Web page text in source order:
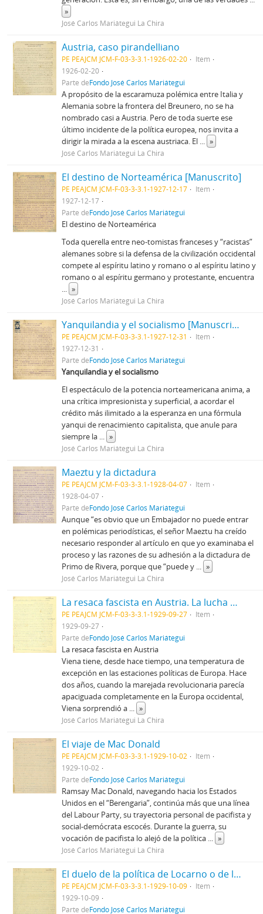
»
José Carlos Mariátegui La Chira
Austria, caso pirandelliano
PE PEAJCM JCM-F-03-3-3.1-1926-02-20
Item
1926-02-20
Parte deFondo José Carlos Mariátegui
A propósito de la escaramuza polémica entre Italia y
Alemania sobre la frontera del Breunero, no se ha
nombrado casi a Austria. Pero de toda suerte ese
último incidente de la política europea, nos invita a
dirigir la mirada a la escena austriaca. El ... »
José Carlos Mariátegui La Chira
El destino de Norteamérica [Manuscrito]
PE PEAJCM JCM-F-03-3-3.1-1927-12-17
Item
1927-12-17
Parte deFondo José Carlos Mariátegui
El destino de Norteamérica
Toda querella entre neo-tomistas franceses y “racistas”
alemanes sobre si la defensa de la civilización occidental
compete al espíritu latino y romano o al espíritu latino y
romano o al espíritu germano y protestante, encuentra
... »
José Carlos Mariátegui La Chira
Yanquilandia y el socialismo [Manuscrito]
PE PEAJCM JCM-F-03-3-3.1-1927-12-31
Item
1927-12-31
Parte deFondo José Carlos Mariátegui
Yanquilandia y el socialismo
El espectáculo de la potencia norteamericana anima, a
una crítica impresionista y superficial, a acordar el
crédito más ilimitado a la esperanza en una fórmula
yanqui de renacimiento capitalista, que anule para
siempre la ... »
José Carlos Mariátegui La Chira
Maeztu y la dictadura
PE PEAJCM JCM-F-03-3-3.1-1928-04-07
Item
1928-04-07
Parte deFondo José Carlos Mariátegui
Aunque “es obvio que un Embajador no puede entrar
en polémicas periodísticas, el señor Maeztu ha creído
necesario responder al artículo en que yo examinaba el
proceso y las razones de su adhesión a la dictadura de
Primo de Rivera, porque que “puede y ... »
José Carlos Mariátegui La Chira
La resaca fascista en Austria. La lucha eleccionaria en México.
PE PEAJCM JCM-F-03-3-3.1-1929-09-27
Item
1929-09-27
Parte deFondo José Carlos Mariátegui
La resaca fascista en Austria
Viena tiene, desde hace tiempo, una temperatura de
excepción en las estaciones políticas de Europa. Hace
dos años, cuando la marejada revolucionaria parecía
apaciguada completamente en la Europa occidental,
Viena sorprendió a ... »
José Carlos Mariátegui La Chira
El viaje de Mac Donald
PE PEAJCM JCM-F-03-3-3.1-1929-10-02
Item
1929-10-02
Parte deFondo José Carlos Mariátegui
Ramsay Mac Donald, navegando hacia los Estados
Unidos en el “Berengaria”, continúa más que una línea
del Labour Party, su trayectoria personal de pacifista y
social-demócrata escocés. Durante la guerra, su
vocación de pacifista lo alejó de la política ... »
José Carlos Mariátegui La Chira
El duelo de la política de Locarno o de la Sociedad de las Naciones
PE PEAJCM JCM-F-03-3-3.1-1929-10-09
Item
1929-10-09
Parte deFondo José Carlos Mariátegui